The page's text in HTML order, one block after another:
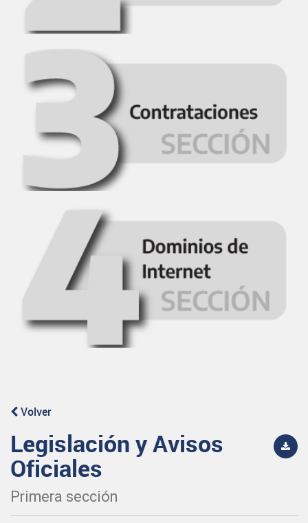
Volver
Legislación y Avisos
Oficiales
Primera sección